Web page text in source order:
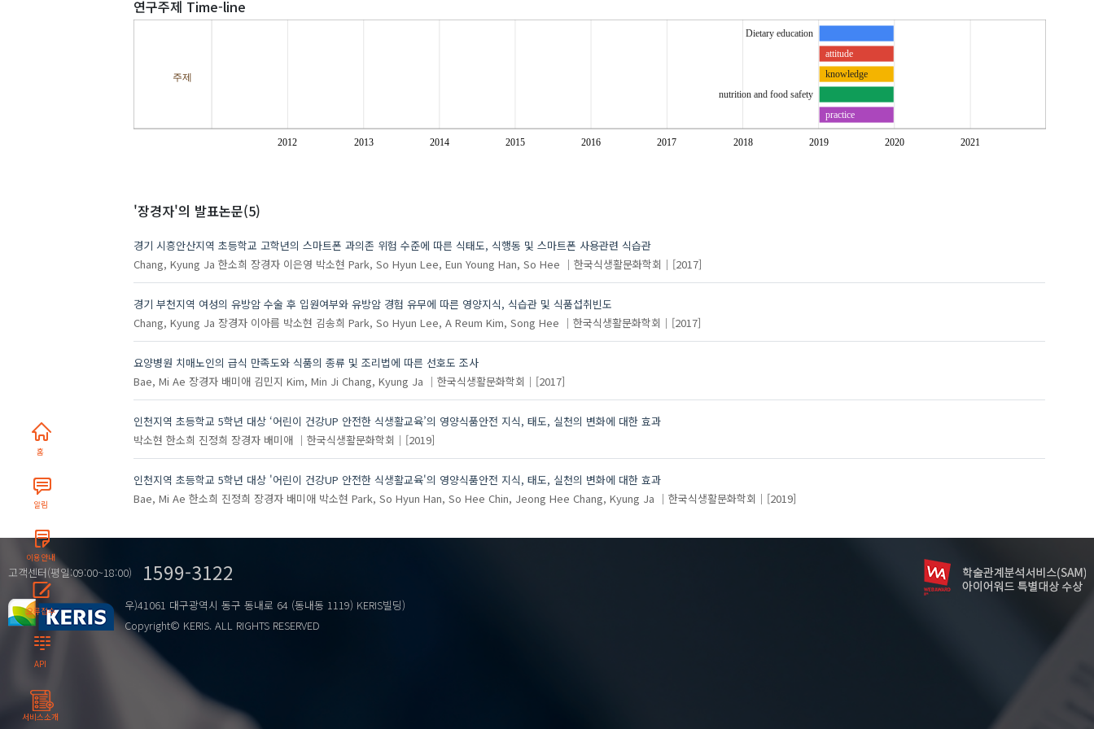
홈
알림
이용안내
오류접수
API
서비스소개
연구주제 Time-line
주제
2012 2013 2014 2015 2016 2017 2018 2019 2020 2021
Dietary education
attitude
knowledge
nutrition and food safety
practice
'장경자'의 발표논문(5)
경기 시흥안산지역 초등학교 고학년의 스마트폰 과의존 위험 수준에 따른 식태도, 식행동 및 스마트폰 사용관련 식습관
Chang, Kyung Ja 한소희 장경자 이은영 박소현 Park, So Hyun Lee, Eun Young Han, So Hee 한국식생활문화학회 [2017]
경기 부천지역 여성의 유방암 수술 후 입원여부와 유방암 경험 유무에 따른 영양지식, 식습관 및 식품섭취빈도
Chang, Kyung Ja 장경자 이아름 박소현 김송희 Park, So Hyun Lee, A Reum Kim, Song Hee 한국식생활문화학회 [2017]
요양병원 치매노인의 급식 만족도와 식품의 종류 및 조리법에 따른 선호도 조사
Bae, Mi Ae 장경자 배미애 김민지 Kim, Min Ji Chang, Kyung Ja 한국식생활문화학회 [2017]
인천지역 초등학교 5학년 대상 ‘어린이 건강UP 안전한 식생활교육’의 영양식품안전 지식, 태도, 실천의 변화에 대한 효과
박소현 한소희 진정희 장경자 배미애 한국식생활문화학회 [2019]
인천지역 초등학교 5학년 대상 '어린이 건강UP 안전한 식생활교육'의 영양식품안전 지식, 태도, 실천의 변화에 대한 효과
Bae, Mi Ae 한소희 진정희 장경자 배미애 박소현 Park, So Hyun Han, So Hee Chin, Jeong Hee Chang, Kyung Ja 한국식생활문화학회 [2019]
고객센터(평일:09:00~18:00) 1599-3122
우)41061 대구광역시 동구 동내로 64 (동내동 1119) KERIS빌딩)
Copyright© KERIS. ALL RIGHTS RESERVED